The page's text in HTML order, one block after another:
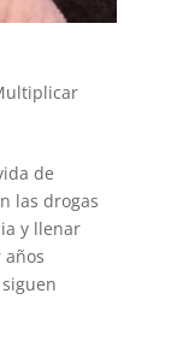
de
las drogas
y llenar
años